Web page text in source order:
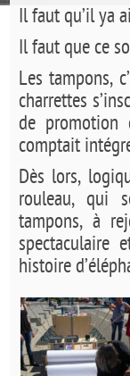
Il faut qu’il ya
Il faut que ce
Les tampons,
charrettes
de promotion
comptait
Dès lors,
rouleau, qui
tampons, à
spectaculaire
histoire